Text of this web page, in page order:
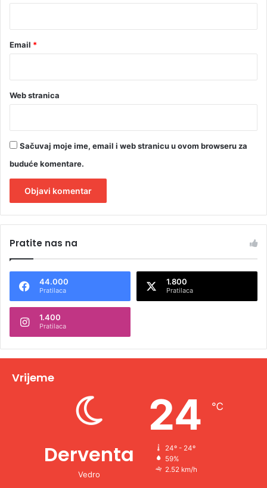
Email *
Web stranica
Sačuvaj moje ime, email i web stranicu u ovom browseru za
buduće komentare.
t
n
t
v
Pratite nas na
44.000
Pratilaca
1.800
Pratilaca
1.400
Pratilaca
Vrijeme
Derventa
Vedro
24 ℃
24º - 24º
59%
2.52 km/h